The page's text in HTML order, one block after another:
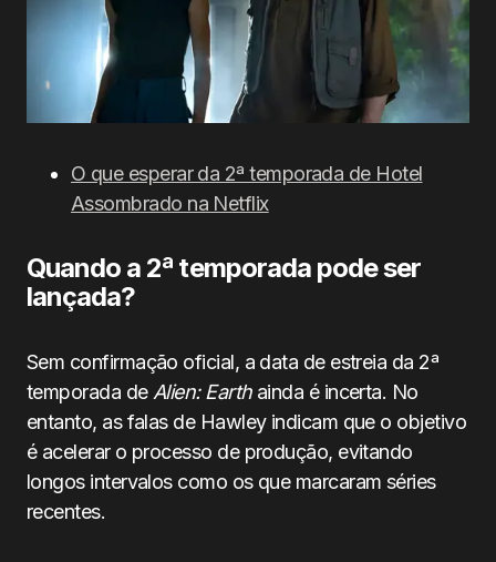
O que esperar da 2ª temporada de Hotel
Assombrado na Netflix
Quando a 2ª temporada pode ser
lançada?
Sem confirmação oficial, a data de estreia da 2ª
temporada deAlien: Earthainda é incerta. No
entanto, as falas de Hawley indicam que o objetivo
é acelerar o processo de produção, evitando
longos intervalos como os que marcaram séries
recentes.